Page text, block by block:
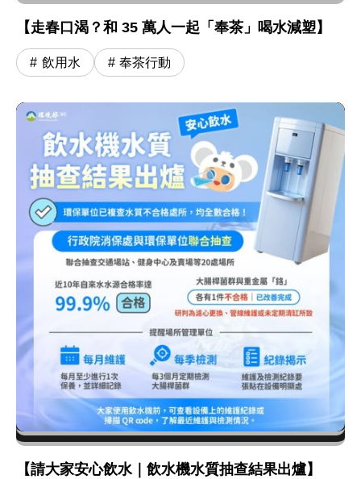
【走春口渴？和 35 萬人一起「奉茶」喝水減塑】
飲用水 奉茶行動
【請大家安心飲水｜飲水機水質抽查結果出爐】